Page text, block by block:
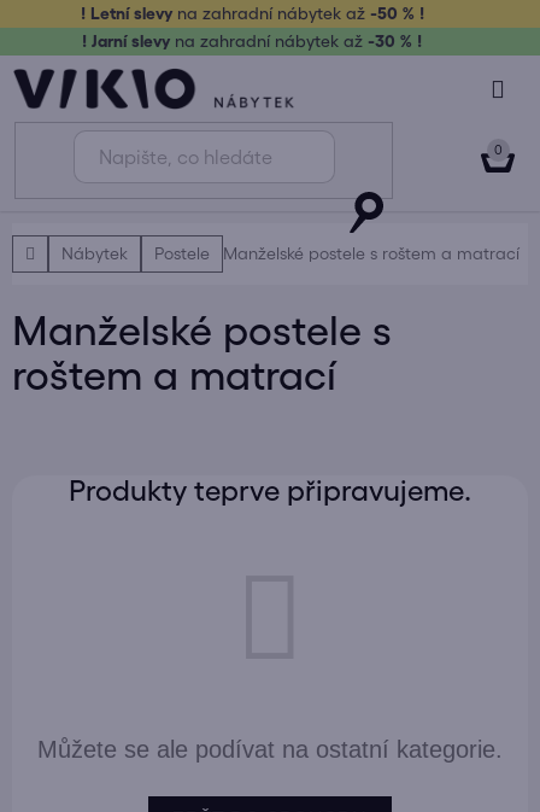
obsah
! Letní slevy na zahradní nábytek až-50 % !
! Jarní slevy na zahradní nábytek až -30 % !
DomůNábytek Postele Manželské postele s roštem a matrací
Manželské postele s
roštem a matrací
Produkty teprve připravujeme.
Můžete se ale podívat na ostatní kategorie.